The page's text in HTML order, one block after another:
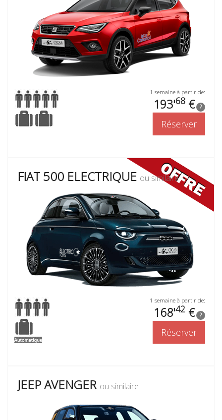
1 semaine à partir de:
193'68 € ?
Réserver
FIAT 500 ELECTRIQUE ou similaire
1 semaine à partir de:
168'42 € ?
Réserver
JEEP AVENGER ou similaire